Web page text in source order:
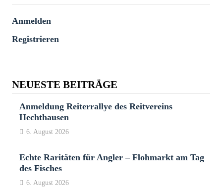
Anmelden
Registrieren
NEUESTE BEITRÄGE
Anmeldung Reiterrallye des Reitvereins
Hechthausen
6. August 2026
Echte Raritäten für Angler – Flohmarkt am Tag
des Fisches
6. August 2026